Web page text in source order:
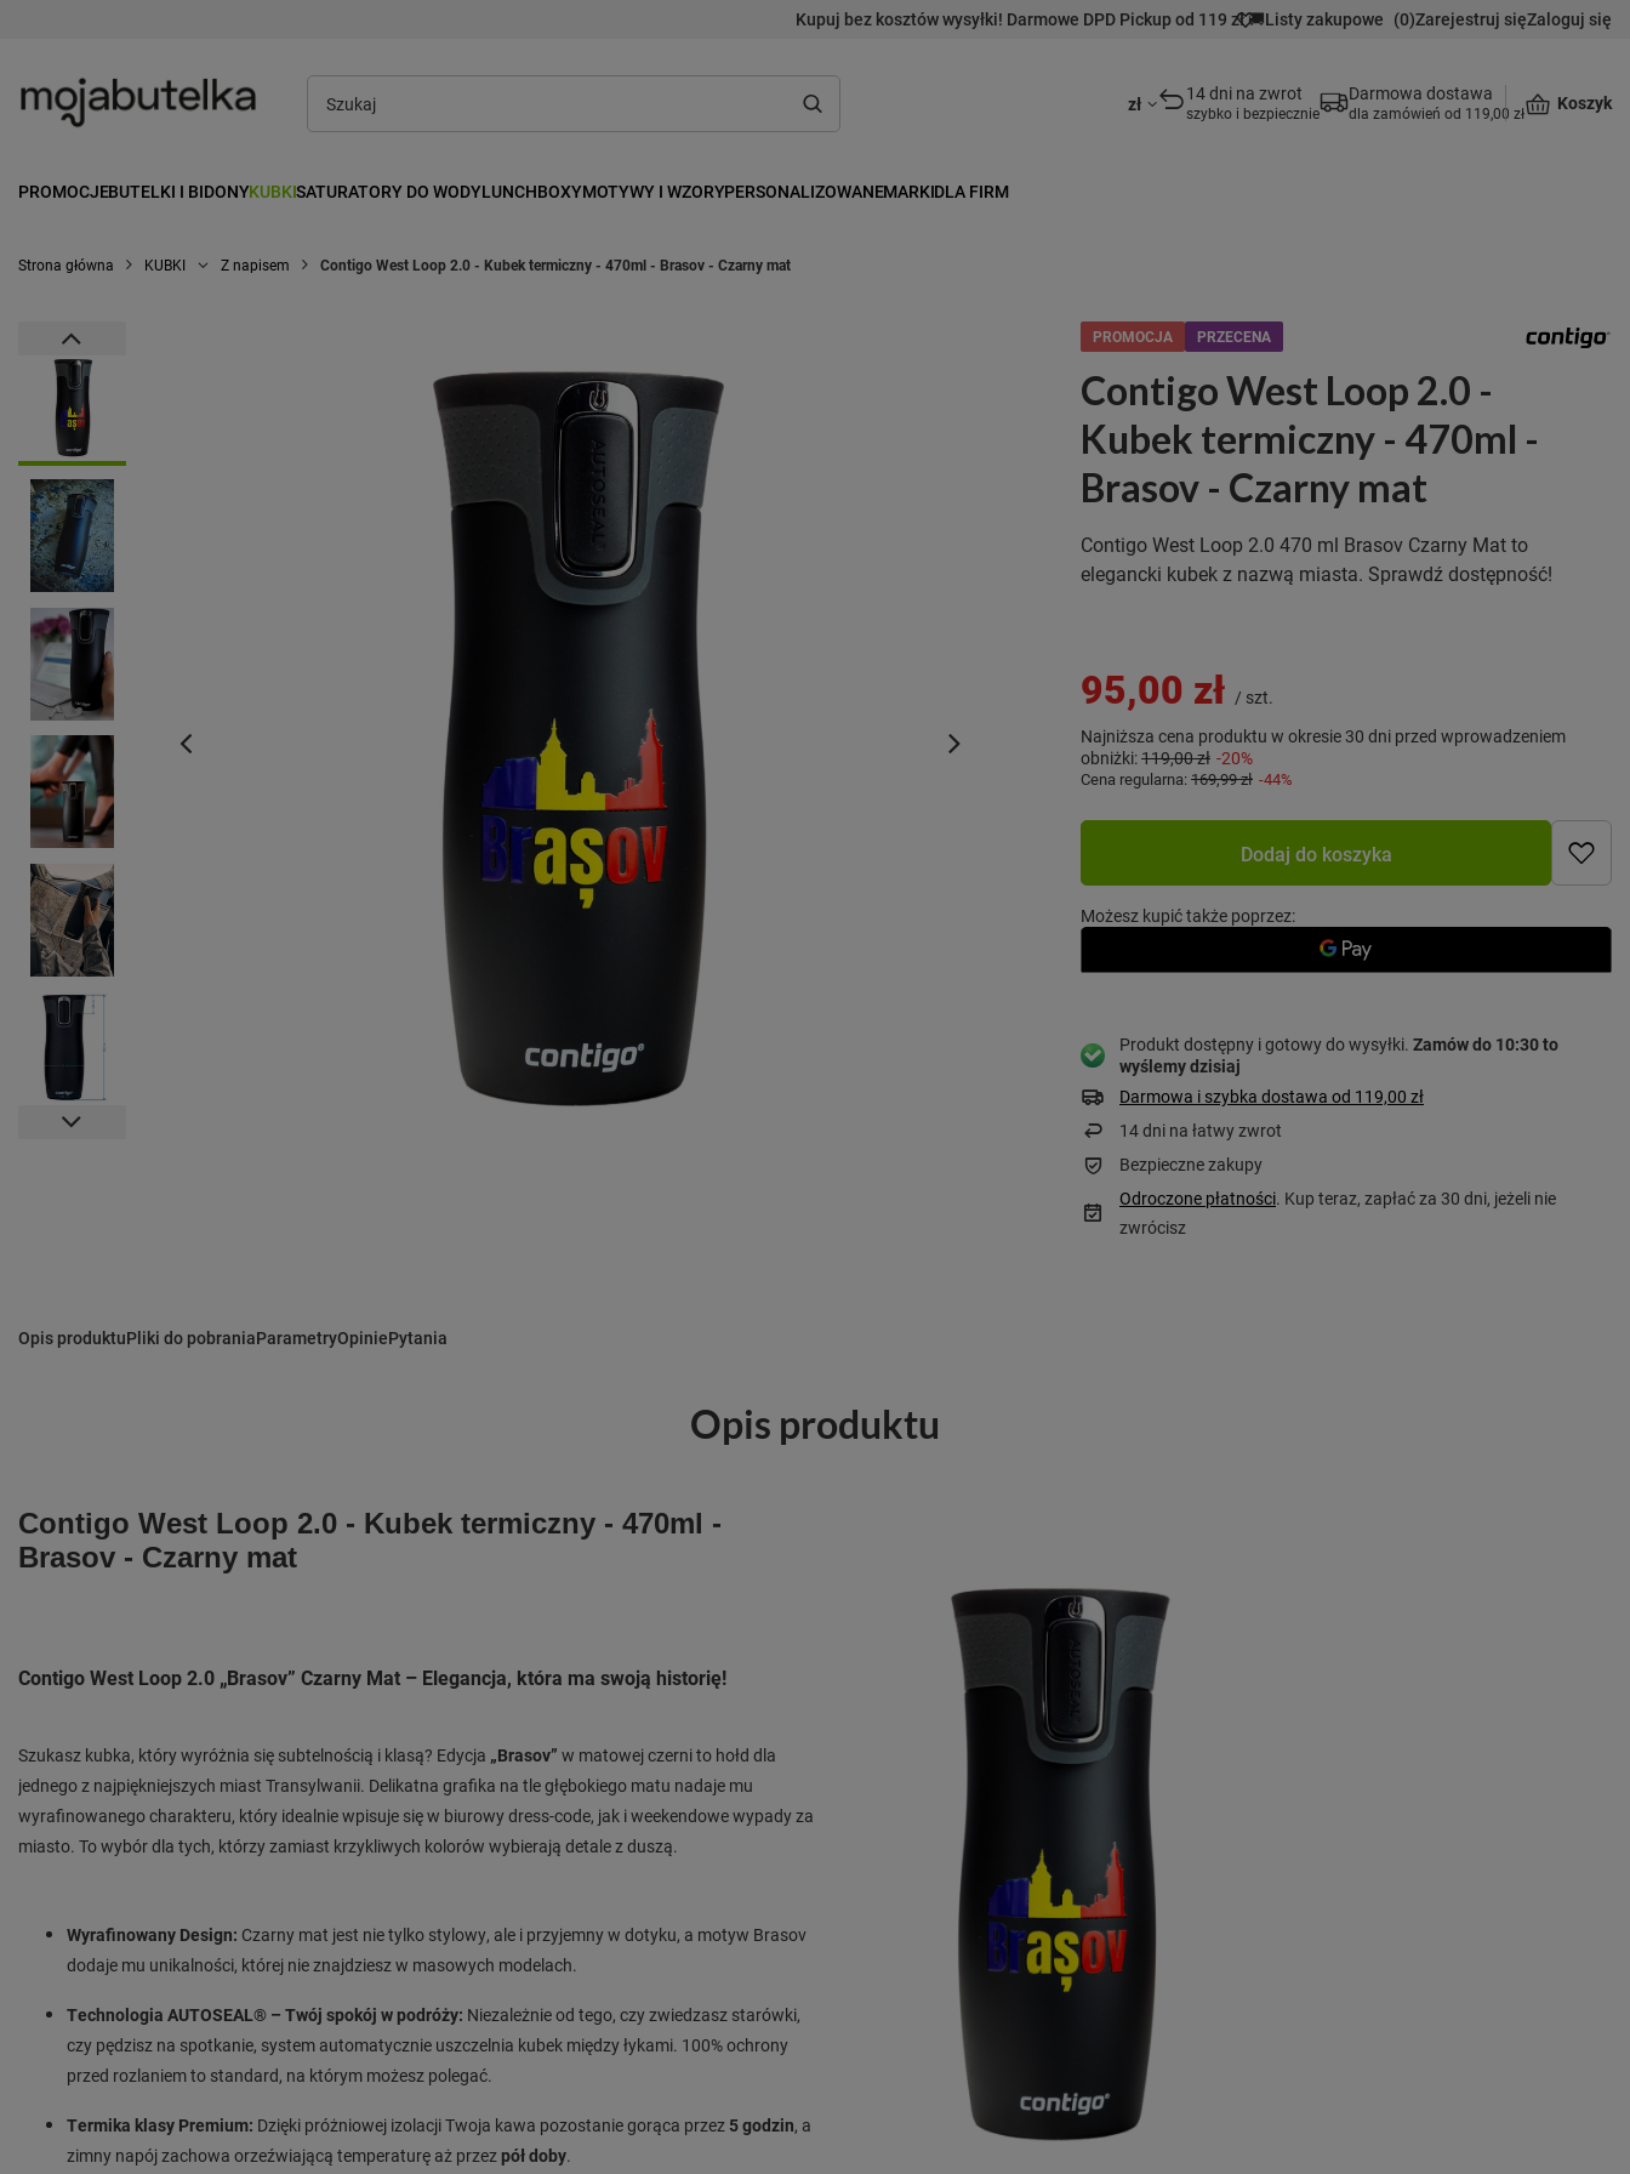
Kupuj bez kosztów wysyłki! Darmowe DPD Pickup od 119 zł 🚚Listy zakupowe (0)Zarejestruj sięZaloguj się
zł 14 dni na zwrot
szybko i bezpiecznie
Darmowa dostawa
dla zamówień od 119,00 zł Koszyk
PROMOCJEBUTELKI I BIDONYKUBKISATURATORY DO WODYLUNCHBOXYMOTYWY I WZORYPERSONALIZOWANEMARKIDLA FIRM
Strona główna KUBKI Z napisem Contigo West Loop 2.0 - Kubek termiczny - 470ml - Brasov - Czarny mat
PROMOCJA PRZECENA
Contigo West Loop 2.0 -
Kubek termiczny - 470ml -
Brasov - Czarny mat
Contigo West Loop 2.0 470 ml Brasov Czarny Mat to
elegancki kubek z nazwą miasta. Sprawdź dostępność!
95,00 zł / szt.
Najniższa cena produktu w okresie 30 dni przed wprowadzeniem
obniżki:119,00 zł -20%
Cena regularna:169,99 zł -44%
Dodaj do koszyka
Możesz kupić także poprzez:
Produkt dostępny i gotowy do wysyłki Zamów do 10:30 to
wyślemy dzisiaj
Darmowa i szybka dostawa od 119,00 zł
14dni na łatwy zwrot
Bezpieczne zakupy
Odroczone płatności. Kup teraz, zapłać za 30 dni, jeżeli nie
zwrócisz
Opis produktuPliki do pobraniaParametryOpiniePytania
Opis produktu
Contigo West Loop 2.0 - Kubek termiczny - 470ml -
Brasov - Czarny mat
Contigo West Loop 2.0 „Brasov” Czarny Mat – Elegancja, która ma swoją historię!
Szukasz kubka, który wyróżnia się subtelnością i klasą? Edycja „Brasov” w matowej czerni to hołd dla
jednego z najpiękniejszych miast Transylwanii. Delikatna grafika na tle głębokiego matu nadaje mu
wyrafinowanego charakteru, który idealnie wpisuje się w biurowy dress-code, jak i weekendowe wypady za
miasto. To wybór dla tych, którzy zamiast krzykliwych kolorów wybierają detale z duszą.
Wyrafinowany Design: Czarny mat jest nie tylko stylowy, ale i przyjemny w dotyku, a motyw Brasov
dodaje mu unikalności, której nie znajdziesz w masowych modelach.
Technologia AUTOSEAL® – Twój spokój w podróży: Niezależnie od tego, czy zwiedzasz starówki,
czy pędzisz na spotkanie, system automatycznie uszczelnia kubek między łykami. 100% ochrony
przed rozlaniem to standard, na którym możesz polegać.
Termika klasy Premium: Dzięki próżniowej izolacji Twoja kawa pozostanie gorąca przez 5 godzin, a
zimny napój zachowa orzeźwiającą temperaturę aż przezpół doby.